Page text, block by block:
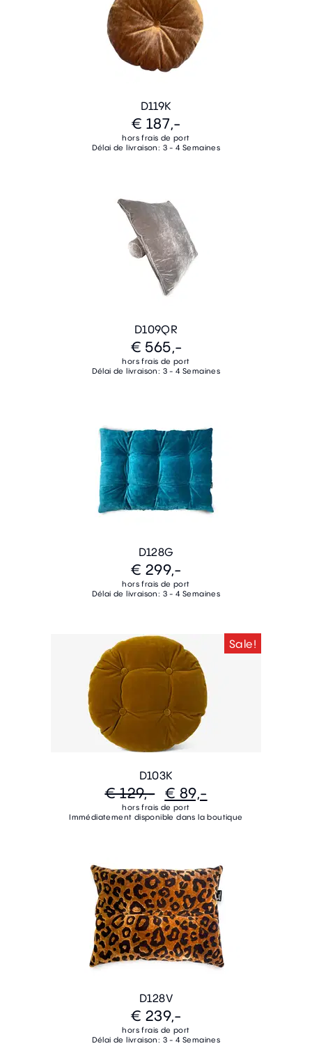
D119K
€ 187,-
hors frais de port
Délai de livraison: 3 - 4 Semaines
D109QR
€ 565,-
hors frais de port
Délai de livraison: 3 - 4 Semaines
D128G
€ 299,-
hors frais de port
Délai de livraison: 3 - 4 Semaines
Sale!
D103K
€ 129,- € 89,-
hors frais de port
Immédiatement disponible dans la boutique
D128V
€ 239,-
hors frais de port
Délai de livraison: 3 - 4 Semaines